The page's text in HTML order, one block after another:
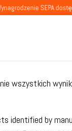
SEPA dostępne
wszystkich
identified by